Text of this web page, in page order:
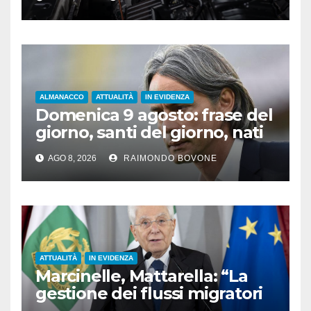
ALMANACCO ATTUALITÀ IN EVIDENZA
Domenica 9 agosto: frase del
giorno, santi del giorno, nati
famosi, accadde oggi
AGO 8, 2026 RAIMONDO BOVONE
ATTUALITÀ IN EVIDENZA
Marcinelle, Mattarella: “La
gestione dei flussi migratori